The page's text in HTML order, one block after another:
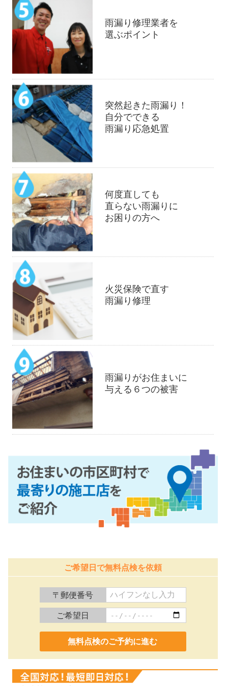
雨漏り修理業者を
選ぶポイント
突然起きた雨漏り！
自分でできる
雨漏り応急処置
何度直しても
直らない雨漏りに
お困りの方へ
火災保険で直す
雨漏り修理
雨漏りがお住まいに
与える６つの被害
ご希望日で無料点検を依頼
〒郵便番号
ご希望日
0120-991-887